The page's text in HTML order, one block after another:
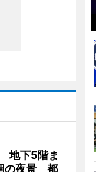
地下5階ま
の夜景 都